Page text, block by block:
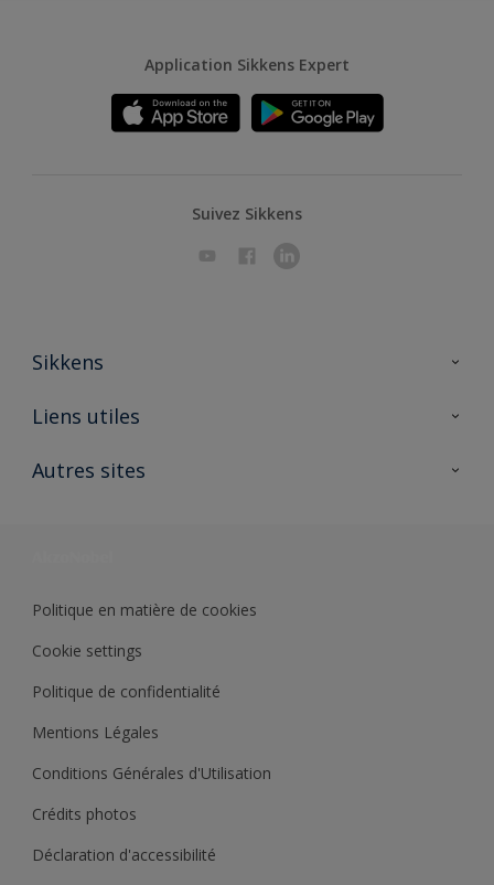
Application Sikkens Expert
Suivez Sikkens
Sikkens
A propos de Sikkens
Liens utiles
Ouvrir un magasin PASS
Autres sites
Politique en matière de cookies
Cookie settings
Politique de confidentialité
Mentions Légales
Conditions Générales d'Utilisation
Crédits photos
Déclaration d'accessibilité